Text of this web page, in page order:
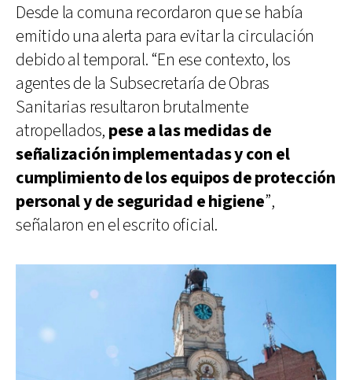
Desde la comuna recordaron que se había
emitido una alerta para evitar la circulación
debido al temporal. “En ese contexto, los
agentes de la Subsecretaría de Obras
Sanitarias resultaron brutalmente
atropellados, pese a las medidas de
señalización implementadas y con el
cumplimiento de los equipos de protección
personal y de seguridad e higiene”,
señalaron en el escrito oficial.